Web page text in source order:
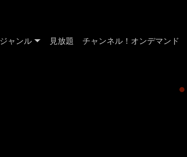
ジャンル 見放題 チャンネル！オンデマンド